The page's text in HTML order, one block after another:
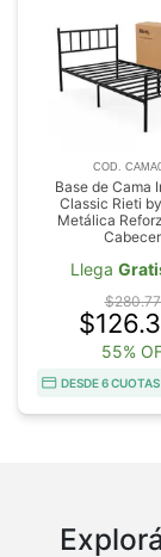
COD.
Base de Cama
Classic Rieti
Metálica
Llega
55%
DESDE 6